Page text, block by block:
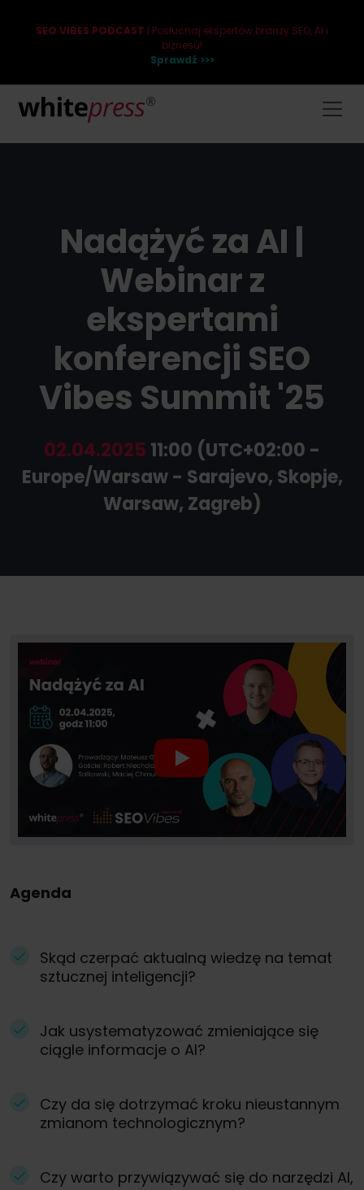
SEO VIBES PODCAST | Posłuchaj ekspertów branży SEO, AI i
biznesu!
Sprawdź >>>
Nadążyć za AI |
Webinar z
ekspertami
konferencji SEO
Vibes Summit '25
02.04.2025 11:00 (UTC+02:00 -
Europe/Warsaw - Sarajevo, Skopje,
Warsaw, Zagreb)
Agenda
Skąd czerpać aktualną wiedzę na temat
sztucznej inteligencji?
Jak usystematyzować zmieniające się
ciągle informacje o AI?
Czy da się dotrzymać kroku nieustannym
zmianom technologicznym?
Czy warto przywiązywać się do narzędzi AI,